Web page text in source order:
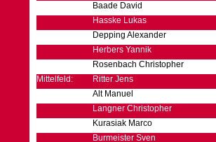
Baade David
Hasske Lukas
Depping Alexander
Herbers Yannik
Rosenbach Christopher
Mittelfeld:
Ritter Jens
Alt Manuel
Langner Christopher
Kurasiak Marco
Burmeister Sven